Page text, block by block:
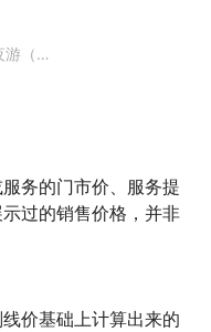
广州珠江夜游（天字码头）
务的门市价、服务提
过的销售价格，并非
价基础上计算出来的